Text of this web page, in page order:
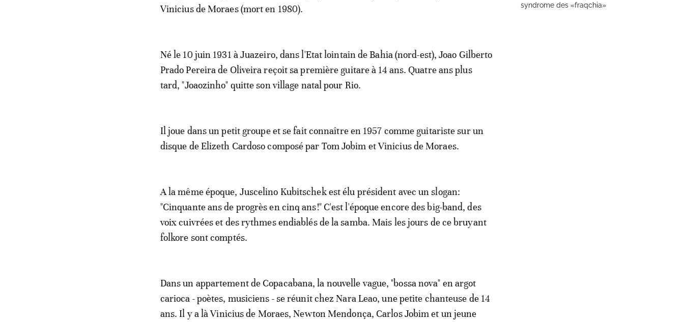
Vinicius de Moraes (mort en 1980).
Né le 10 juin 1931 à Juazeiro, dans l'Etat lointain de Bahia (nord-est), Joao Gilberto
Prado Pereira de Oliveira reçoit sa première guitare à 14 ans. Quatre ans plus
tard, "Joaozinho" quitte son village natal pour Rio.
Il joue dans un petit groupe et se fait connaître en 1957 comme guitariste sur un
disque de Elizeth Cardoso composé par Tom Jobim et Vinicius de Moraes.
A la même époque, Juscelino Kubitschek est élu président avec un slogan:
"Cinquante ans de progrès en cinq ans!" C'est l'époque encore des big-band, des
voix cuivrées et des rythmes endiablés de la samba. Mais les jours de ce bruyant
folkore sont comptés.
Dans un appartement de Copacabana, la nouvelle vague, "bossa nova" en argot
carioca - poètes, musiciens - se réunit chez Nara Leao, une petite chanteuse de 14
ans. Il y a là Vinicius de Moraes, Newton Mendonça, Carlos Jobim et un jeune
syndrome des «fraqchia»